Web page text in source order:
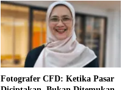
Fotografer CFD: Ketika Pasar